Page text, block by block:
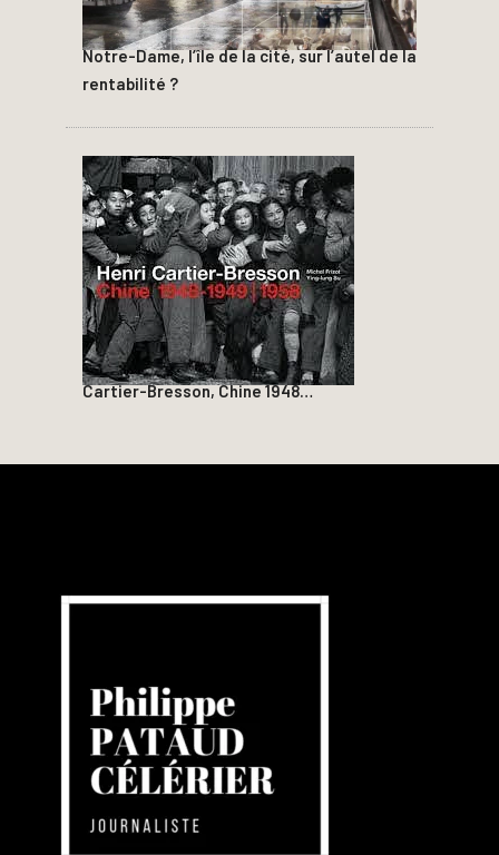
Notre-Dame, l’île de la cité, sur l’autel de la
rentabilité ?
Cartier-Bresson, Chine 1948…